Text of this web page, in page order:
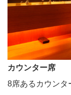
カウンター席
8席あるカウンタ